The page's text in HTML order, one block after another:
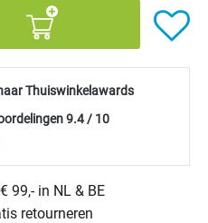
Thuiswinkelawards
9.4 / 10
99,- in NL & BE
retourneren